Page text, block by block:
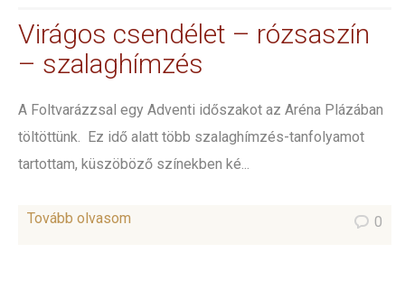
Virágos csendélet – rózsaszín
– szalaghímzés
A Foltvarázzsal egy Adventi időszakot az Aréna Plázában
töltöttünk. Ez idő alatt több szalaghímzés-tanfolyamot
tartottam, küszöböző színekben ké...
Tovább olvasom 0